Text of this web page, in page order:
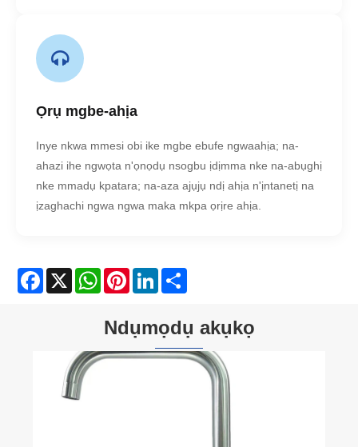
Ọrụ mgbe-ahịa
Inye nkwa mmesi obi ike mgbe ebufe ngwaahịa; na-
ahazi ihe ngwọta n'ọnọdụ nsogbu ịdịmma nke na-abụghị
nke mmadụ kpatara; na-aza ajụjụ ndị ahịa n'ịntanetị na
ịzaghachi ngwa ngwa maka mkpa ọrịre ahịa.
Facebook
X WhatsApp
PinterestLinkedIn
Ndụmọdụ akụkọ